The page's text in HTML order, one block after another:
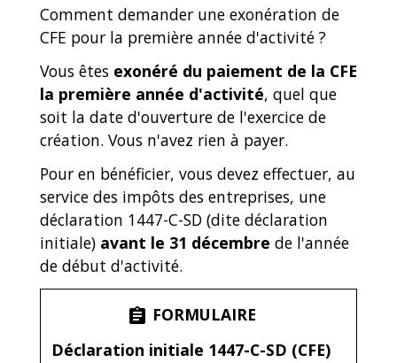
Comment demander une exonération de
CFE pour la première année d'activité ?
Vous êtes exonéré du paiement de la CFE
la première année d'activité, quel que
soit la date d'ouverture de l'exercice de
création. Vous n'avez rien à payer.
Pour en bénéficier, vous devez effectuer, au
service des impôts des entreprises, une
déclaration 1447-C-SD (dite déclaration
initiale) avant le 31 décembre de l'année
de début d'activité.
assignment FORMULAIRE
Déclaration initiale 1447-C-SD (CFE)